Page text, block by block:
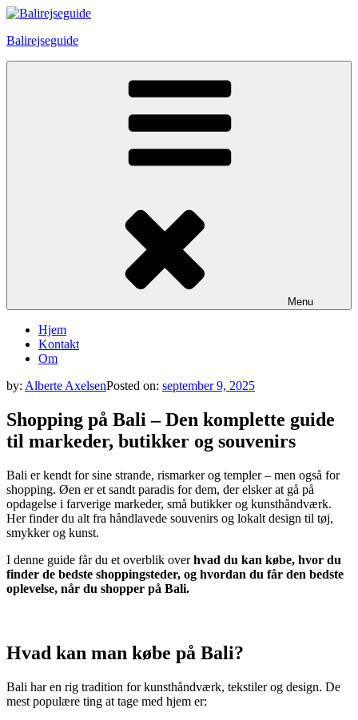
Skip
content
Balirejseguide
Menu
Hjem
Kontakt
Om
by: Alberte AxelsenPosted on: september 9, 2025
Shopping på Bali – Den komplette guide
til markeder, butikker og souvenirs
Bali er kendt for sine strande, rismarker og templer – men også for
shopping. Øen er et sandt paradis for dem, der elsker at gå på
opdagelse i farverige markeder, små butikker og kunsthåndværk.
Her finder du alt fra håndlavede souvenirs og lokalt design til tøj,
smykker og kunst.
I denne guide får du et overblik overhvad du kan købe, hvor du
finder de bedste shoppingsteder, og hvordan du får den bedste
oplevelse, når du shopper på Bali.
Hvad kan man købe på Bali?
Bali har en rig tradition for kunsthåndværk, tekstiler og design. De
mest populære ting at tage med hjem er: